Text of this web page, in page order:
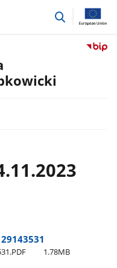
przejdź
Przejdź
1.78MB